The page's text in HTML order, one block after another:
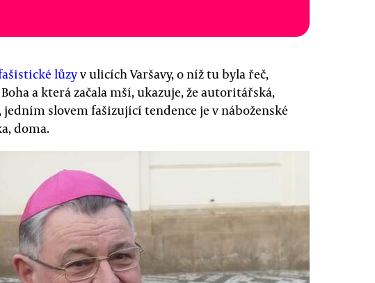
lůzyv ulicích Varšavy, o níž tu byla řeč,
a která začala mší, ukazuje, že autoritářská,
slovem fašizující tendence je v náboženské
doma.